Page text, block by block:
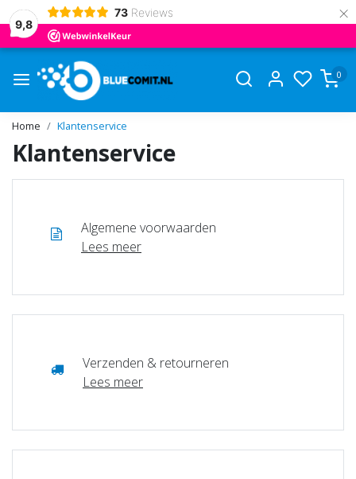
9,8
73 Reviews ×
0
Home Klantenservice
Klantenservice
Algemene voorwaarden
Lees meer
Verzenden & retourneren
Lees meer